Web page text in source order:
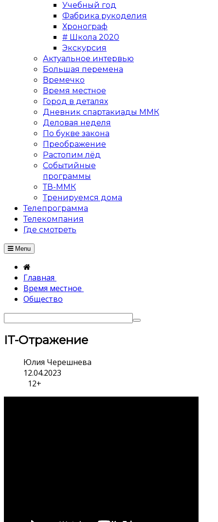
Учебный год
Фабрика рукоделия
Хронограф
# Школа 2020
Экскурсия
Актуальное интервью
Большая перемена
Времечко
Время местное
Город в деталях
Дневник спартакиады ММК
Деловая неделя
По букве закона
Преображение
Растопим лёд
Событийные
программы
ТВ-ММК
Тренируемся дома
Телепрограмма
Телекомпания
Где смотреть
Menu
Главная
Время местное
Общество
IT-Отражение
Юлия Черешнева
12.04.2023
12+